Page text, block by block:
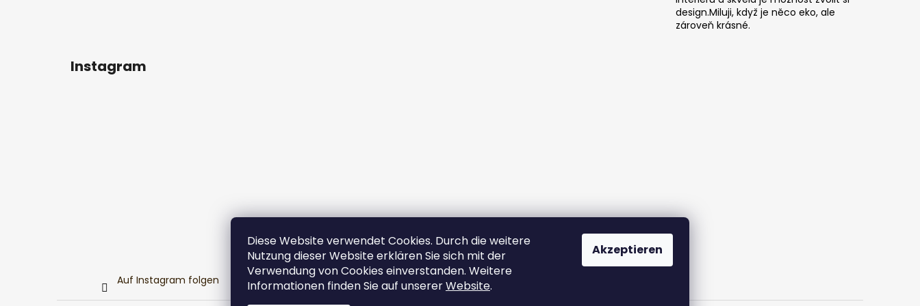
Diese Website verwendet Cookies. Durch die weitere
Nutzung dieser Website erklären Sie sich mit der
Verwendung von Cookies einverstanden. Weitere
Informationen finden Sie auf unsererWebsite.
Akzeptieren
design.Miluji, když je něco eko, ale
zároveň krásné.
Instagram
Auf Instagram folgen